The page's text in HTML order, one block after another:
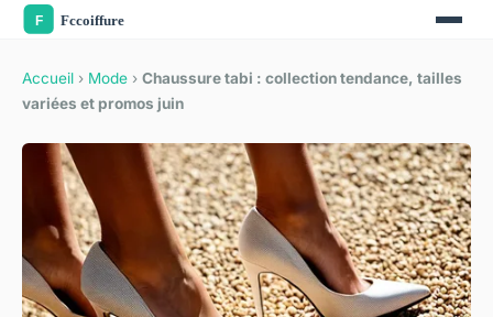
Accueil › Mode › Chaussure tabi : collection tendance, tailles
variées et promos juin